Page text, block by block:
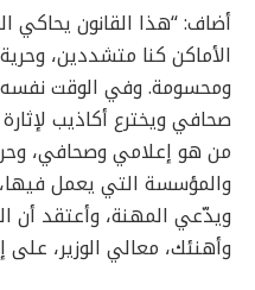
أضاف: “هذا القانون
الأماكن كنا متشددين،
ومحسومة. وفي الوقت
صحافي ويخترع أكاذيب
من هو إعلامي وصحافي،
والمؤسسة التي يعمل
ويدّعي المهنة، وأعتقد أن
وأهنئك، معالي الوزير، على